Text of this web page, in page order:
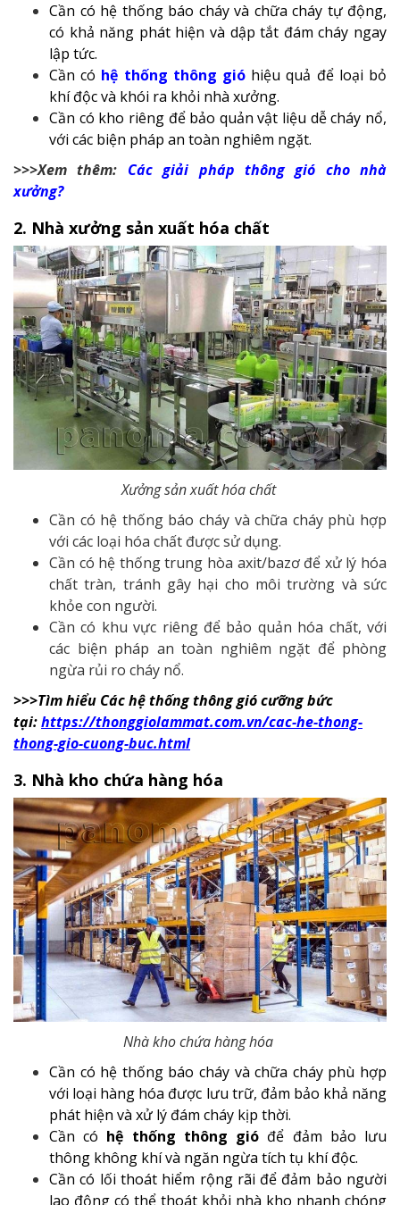
Cần có hệ thống báo cháy và chữa cháy tự động,
có khả năng phát hiện và dập tắt đám cháy ngay
lập tức.
Cần có hệ thống thông gió hiệu quả để loại bỏ
khí độc và khói ra khỏi nhà xưởng.
Cần có kho riêng để bảo quản vật liệu dễ cháy nổ,
với các biện pháp an toàn nghiêm ngặt.
>>>Xem thêm: Các giải pháp thông gió cho nhà
xưởng?
2. Nhà xưởng sản xuất hóa chất
Xưởng sản xuất hóa chất
Cần có hệ thống báo cháy và chữa cháy phù hợp
với các loại hóa chất được sử dụng.
Cần có hệ thống trung hòa axit/bazơ để xử lý hóa
chất tràn, tránh gây hại cho môi trường và sức
khỏe con người.
Cần có khu vực riêng để bảo quản hóa chất, với
các biện pháp an toàn nghiêm ngặt để phòng
ngừa rủi ro cháy nổ.
>>>Tìm hiểu Các hệ thống thông gió cưỡng bức
tại:https://thonggiolammat.com.vn/cac-he-thong-
thong-gio-cuong-buc.html
3. Nhà kho chứa hàng hóa
Nhà kho chứa hàng hóa
Cần có hệ thống báo cháy và chữa cháy phù hợp
với loại hàng hóa được lưu trữ, đảm bảo khả năng
phát hiện và xử lý đám cháy kịp thời.
Cần có hệ thống thông gió để đảm bảo lưu
thông không khí và ngăn ngừa tích tụ khí độc.
Cần có lối thoát hiểm rộng rãi để đảm bảo người
lao động có thể thoát khỏi nhà kho nhanh chóng